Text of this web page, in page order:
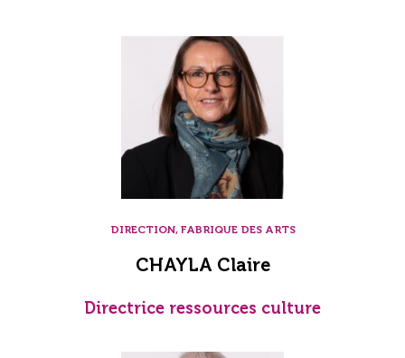
DIRECTION, FABRIQUE DES ARTS
CHAYLA Claire
Directrice ressources culture